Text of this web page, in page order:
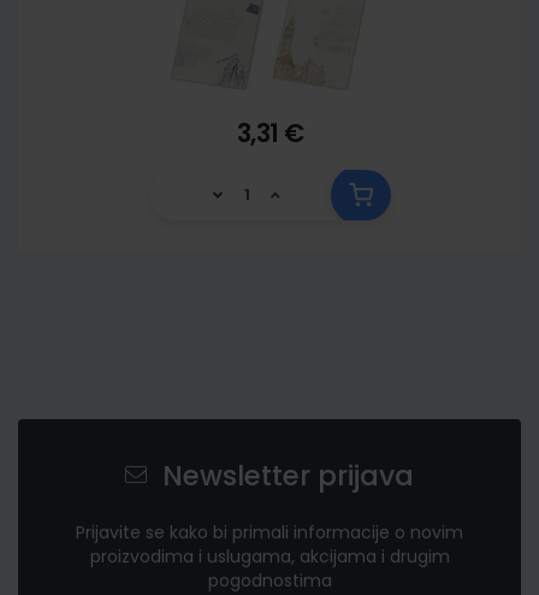
3,31 €
Newsletter prijava
Prijavite se kako bi primali informacije o novim
proizvodima i uslugama, akcijama i drugim
pogodnostima